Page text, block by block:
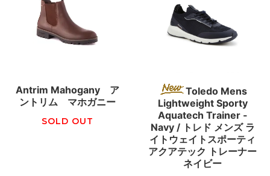
Antrim Mahogany ア
ントリム マホガニー
SOLD OUT
Toledo Mens
Lightweight Sporty
Aquatech Trainer -
Navy / トレド メンズ ラ
イトウェイトスポーティ
アクアテック トレーナー
ネイビー